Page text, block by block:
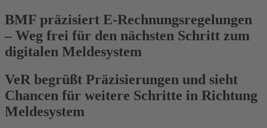
BMF präzisiert E-Rechnungsregelungen
– Weg frei für den nächsten Schritt zum
digitalen Meldesystem
VeR begrüßt Präzisierungen und sieht
Chancen für weitere Schritte in Richtung
Meldesystem